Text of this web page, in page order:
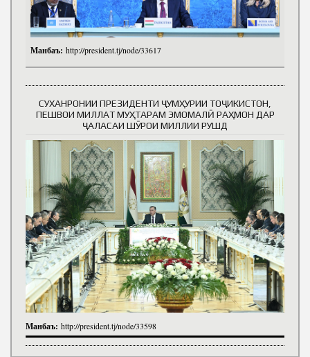
Манбаъ: http://president.tj/node/33617
СУХАНРОНИИ ПРЕЗИДЕНТИ ҶУМҲУРИИ ТОҶИКИСТОН,
ПЕШВОИ МИЛЛАТ МУҲТАРАМ ЭМОМАЛӢ РАҲМОН ДАР
ҶАЛАСАИ ШӮРОИ МИЛЛИИ РУШД
Манбаъ: http://president.tj/node/33598